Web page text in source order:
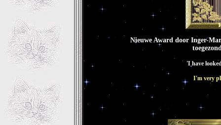
Nieuwe Award door Inger-
'I have
I'm very